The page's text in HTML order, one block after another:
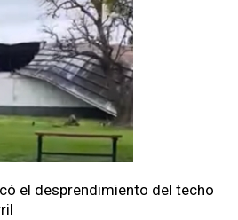
el desprendimiento del techo